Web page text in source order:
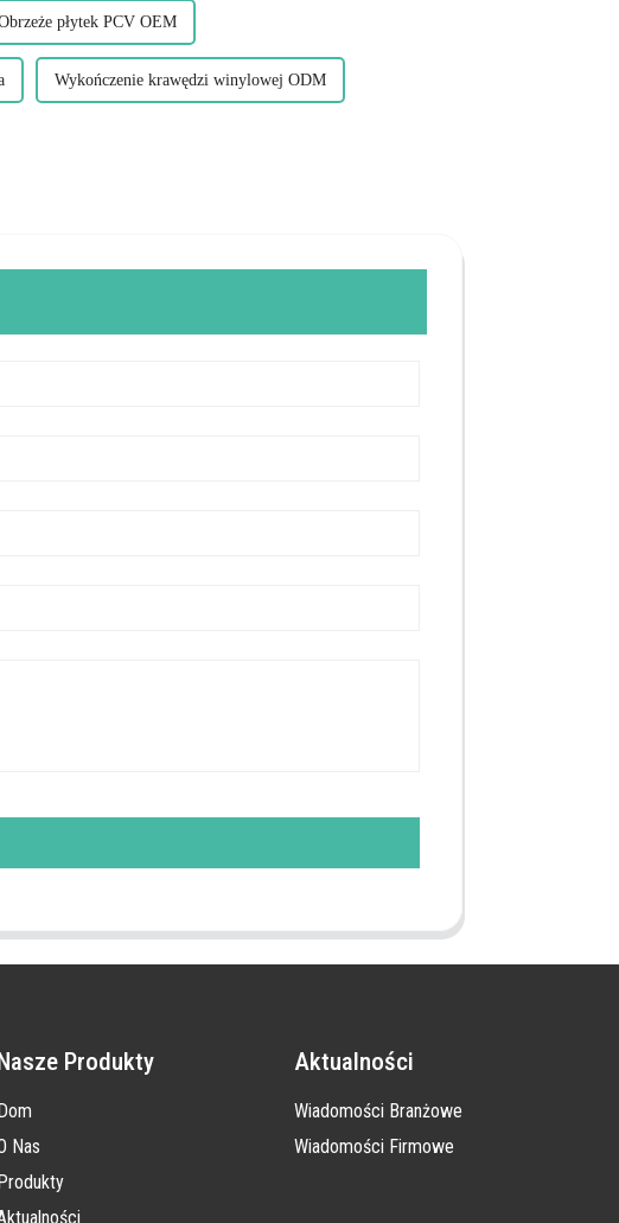
płytek PCV OEM
Wykończenie krawędzi winylowej ODM
Produkty
Nas
Aktualności
Wiadomości Branżowe
Wiadomości Firmowe